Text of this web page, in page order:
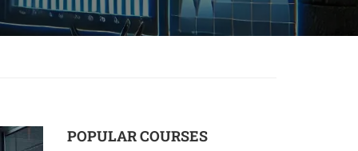
POPULAR COURSES